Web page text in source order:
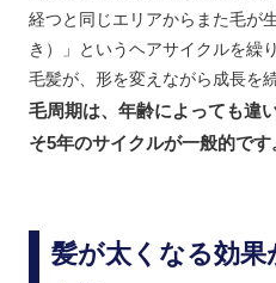
経つと同じエリアからまた毛が
き）」というヘアサイクルを繰
毛髪が、形を変えながら成長を
毛周期は、年齢によっても違
そ5年のサイクルが一般的です
髪が太くなる効